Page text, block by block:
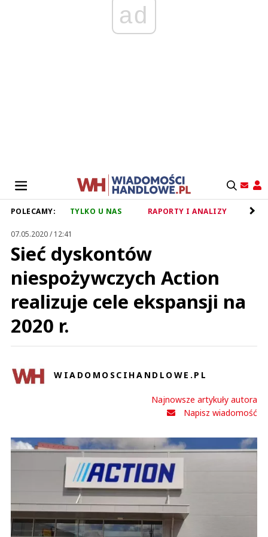
ad
POLECAMY: TYLKO U NAS RAPORTY I ANALIZY
07.05.2020 / 12:41
Sieć dyskontów
niespożywczych Action
realizuje cele ekspansji na
2020 r.
WIADOMOSCIHANDLOWE.PL
Najnowsze artykuły autora
Napisz wiadomość